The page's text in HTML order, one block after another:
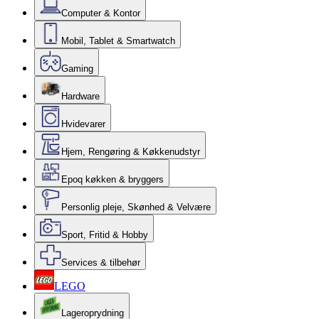
Computer & Kontor
Mobil, Tablet & Smartwatch
Gaming
Hardware
Hvidevarer
Hjem, Rengøring & Køkkenudstyr
Epoq køkken & bryggers
Personlig pleje, Skønhed & Velvære
Sport, Fritid & Hobby
Services & tilbehør
LEGO
Lageroprydning